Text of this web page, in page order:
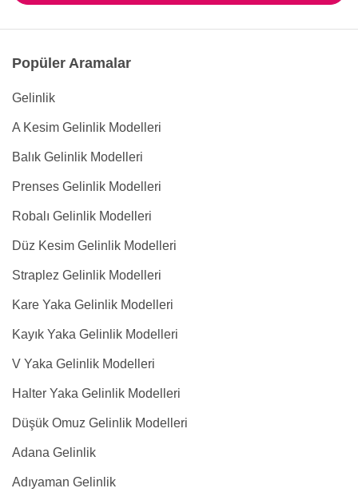
Popüler Aramalar
Gelinlik
A Kesim Gelinlik Modelleri
Balık Gelinlik Modelleri
Prenses Gelinlik Modelleri
Robalı Gelinlik Modelleri
Düz Kesim Gelinlik Modelleri
Straplez Gelinlik Modelleri
Kare Yaka Gelinlik Modelleri
Kayık Yaka Gelinlik Modelleri
V Yaka Gelinlik Modelleri
Halter Yaka Gelinlik Modelleri
Düşük Omuz Gelinlik Modelleri
Adana Gelinlik
Adıyaman Gelinlik